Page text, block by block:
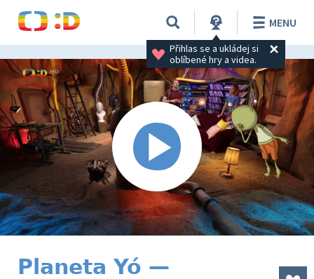
Přihlas se a ukládej si
oblíbené hry a videa.
MENU
Planeta Yó —